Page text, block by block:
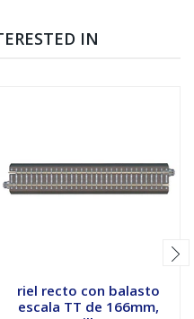
IN
riel recto con balasto
escala TT de 166mm,